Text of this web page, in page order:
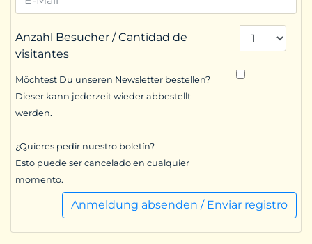
Anzahl Besucher / Cantidad de
visitantes
Möchtest Du unseren Newsletter bestellen?
Dieser kann jederzeit wieder abbestellt
werden.
¿Quieres pedir nuestro boletín?
Esto puede ser cancelado en cualquier
momento.
Anmeldung absenden / Enviar registro